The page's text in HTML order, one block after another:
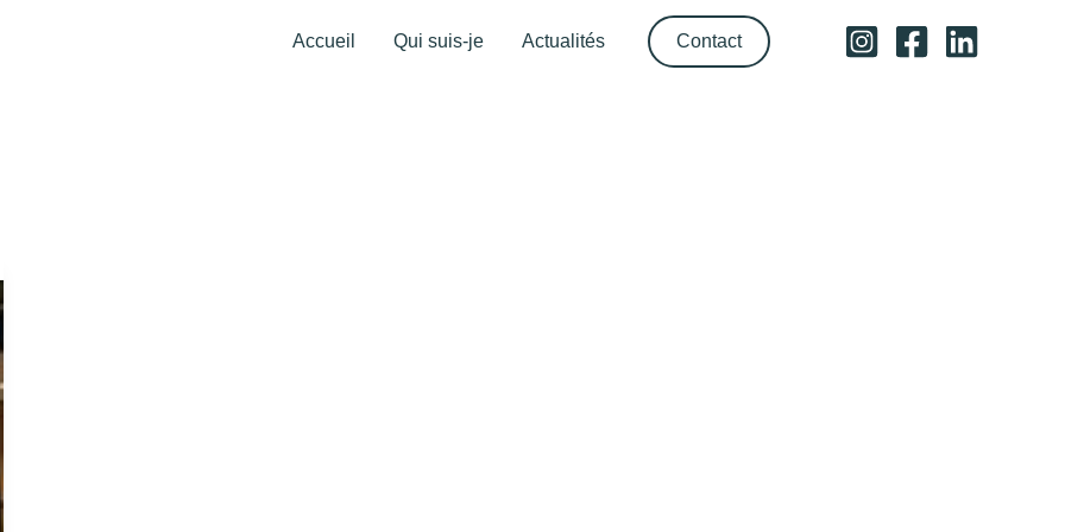
Accueil Qui suis-je Actualités Contact